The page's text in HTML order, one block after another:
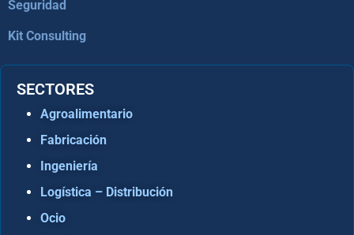
Seguridad
Kit Consulting
SECTORES
Agroalimentario
Fabricación
Ingeniería
Logística – Distribución
Ocio